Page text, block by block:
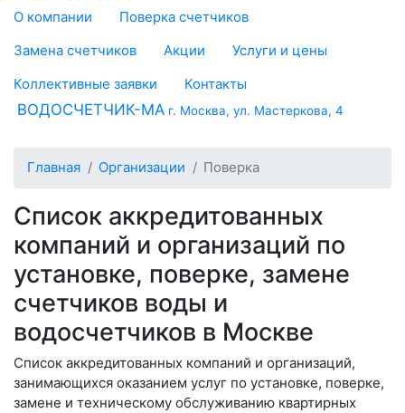
О компании
Поверка счетчиков
Замена счетчиков
Акции
Услуги и цены
Коллективные заявки
Контакты
ВОДОСЧЕТЧИК-МА г. Москва, ул. Мастеркова, 4
Главная Организации Поверка
Список аккредитованных
компаний и организаций по
установке, поверке, замене
счетчиков воды и
водосчетчиков в Москве
Список аккредитованных компаний и организаций,
занимающихся оказанием услуг по установке, поверке,
замене и техническому обслуживанию квартирных